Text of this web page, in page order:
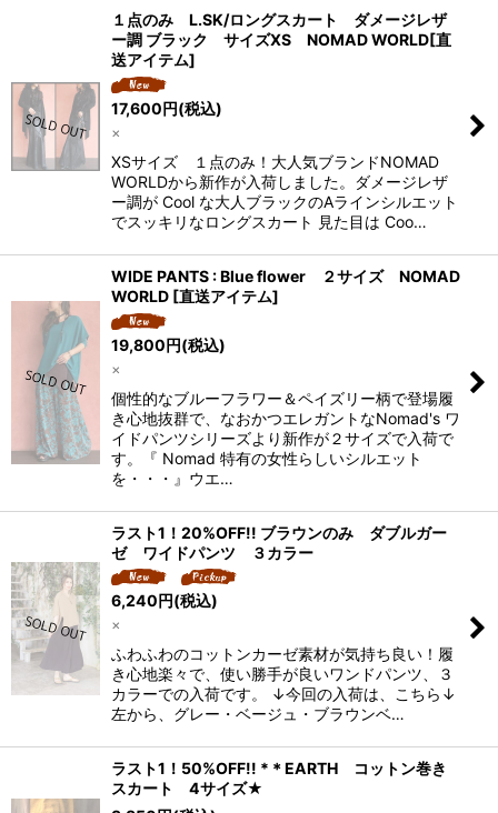
１点のみ L.SK/ロングスカート ダメージレザ
ー調 ブラック サイズXS NOMAD WORLD[直
送アイテム]
17,600円(税込)
×
XSサイズ １点のみ！大人気ブランドNOMAD
WORLDから新作が入荷しました。ダメージレザ
ー調が Cool な大人ブラックのAラインシルエット
でスッキリなロングスカート 見た目は Coo…
WIDE PANTS : Blue flower ２サイズ NOMAD
WORLD [直送アイテム]
19,800円(税込)
×
個性的なブルーフラワー＆ペイズリー柄で登場履
き心地抜群で、なおかつエレガントなNomad's ワ
イドパンツシリーズより新作が２サイズで入荷で
す。『 Nomad 特有の女性らしいシルエット
を・・・』ウエ…
ラスト1！20%OFF!! ブラウンのみ ダブルガー
ゼ ワイドパンツ ３カラー
6,240円(税込)
×
ふわふわのコットンカーゼ素材が気持ち良い！履
き心地楽々で、使い勝手が良いワンドパンツ、３
カラーでの入荷です。 ↓今回の入荷は、こちら↓
左から、グレー・ベージュ・ブラウンベ…
ラスト1！50%OFF!! *＊EARTH コットン巻き
スカート 4サイズ★